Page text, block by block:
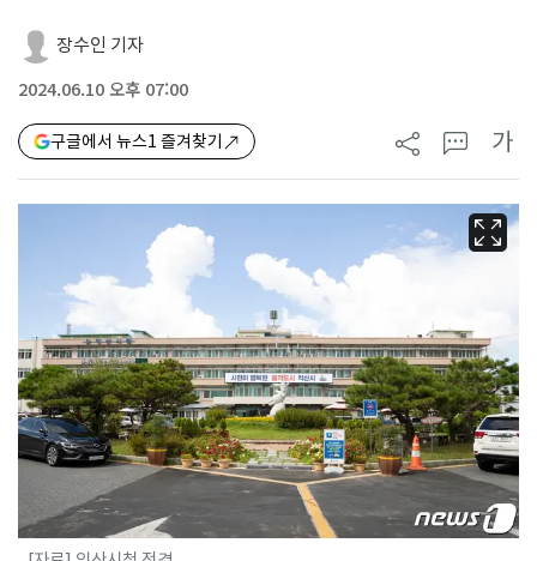
장수인 기자
2024.06.10 오후 07:00
구글에서 뉴스1 즐겨찾기 가